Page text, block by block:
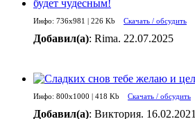
Инфо: 736х981 | 226 Kb Скачать / обсудить
Добавил(а): Rima. 22.07.2025
Инфо: 800х1000 | 418 Kb Скачать / обсудить
Добавил(а): Виктория. 16.02.2021